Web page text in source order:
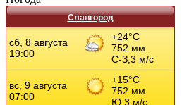
Славгород